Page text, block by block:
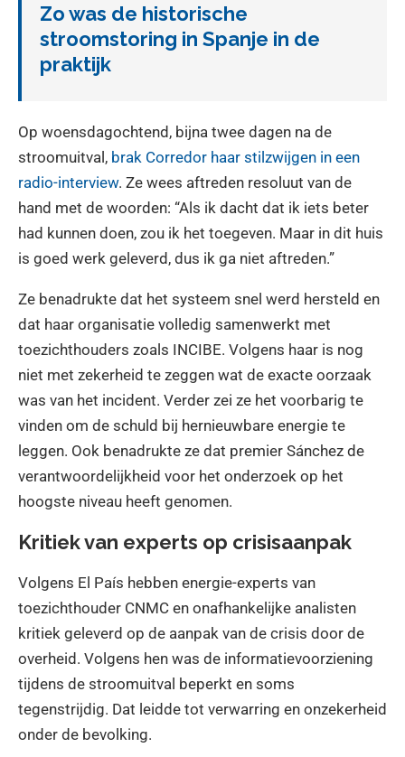
Zo was de historische
stroomstoring in Spanje in de
praktijk
Op woensdagochtend, bijna twee dagen na de
stroomuitval, brak Corredor haar stilzwijgen in een
radio-interview. Ze wees aftreden resoluut van de
hand met de woorden: “Als ik dacht dat ik iets beter
had kunnen doen, zou ik het toegeven. Maar in dit huis
is goed werk geleverd, dus ik ga niet aftreden.”
Ze benadrukte dat het systeem snel werd hersteld en
dat haar organisatie volledig samenwerkt met
toezichthouders zoals INCIBE. Volgens haar is nog
niet met zekerheid te zeggen wat de exacte oorzaak
was van het incident. Verder zei ze het voorbarig te
vinden om de schuld bij hernieuwbare energie te
leggen. Ook benadrukte ze dat premier Sánchez de
verantwoordelijkheid voor het onderzoek op het
hoogste niveau heeft genomen.
Kritiek van experts op crisisaanpak
Volgens El País hebben energie-experts van
toezichthouder CNMC en onafhankelijke analisten
kritiek geleverd op de aanpak van de crisis door de
overheid. Volgens hen was de informatievoorziening
tijdens de stroomuitval beperkt en soms
tegenstrijdig. Dat leidde tot verwarring en onzekerheid
onder de bevolking.